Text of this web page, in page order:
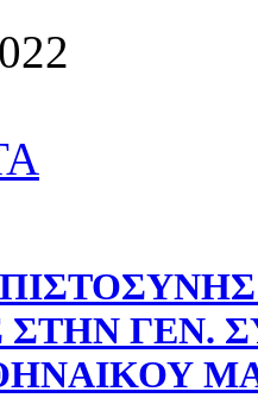
ΣΤΗΝ ΓΕΝ.